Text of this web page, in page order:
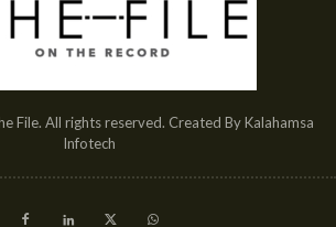
File. All rights reserved. Created By Kalahamsa
Infotech